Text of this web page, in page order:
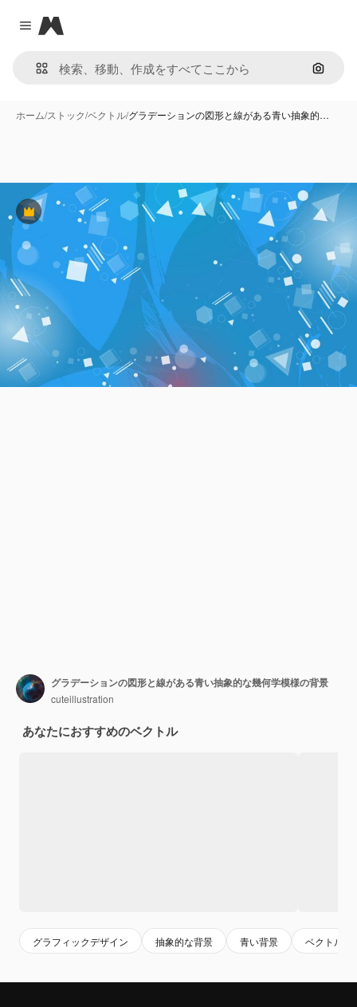
Close menu
Magnific
画像で
ホーム/ストック/ベクトル/グラデーションの図形と線がある青い抽象的…
Premium
グラデーションの図形と線がある青い抽象的な幾何学模様の背景
cuteillustration
あなたにおすすめのベクトル
グラフィックデザイン 抽象的な背景 青い背景 ベクトルの